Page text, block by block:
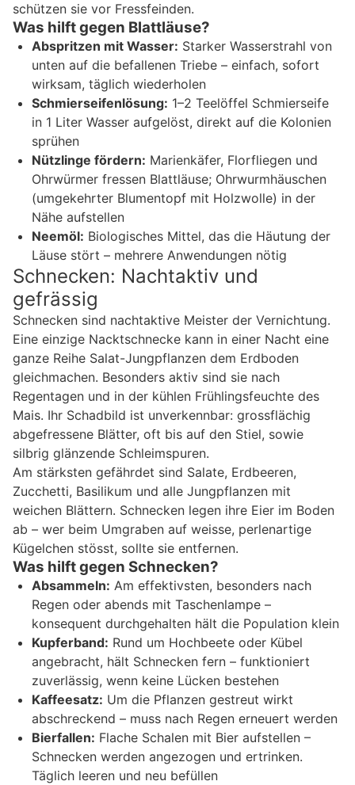
schützen sie vor Fressfeinden.
Was hilft gegen Blattläuse?
Abspritzen mit Wasser: Starker Wasserstrahl von
unten auf die befallenen Triebe – einfach, sofort
wirksam, täglich wiederholen
Schmierseifenlösung: 1–2 Teelöffel Schmierseife
in 1 Liter Wasser aufgelöst, direkt auf die Kolonien
sprühen
Nützlinge fördern: Marienkäfer, Florfliegen und
Ohrwürmer fressen Blattläuse; Ohrwurmhäuschen
(umgekehrter Blumentopf mit Holzwolle) in der
Nähe aufstellen
Neemöl: Biologisches Mittel, das die Häutung der
Läuse stört – mehrere Anwendungen nötig
Schnecken: Nachtaktiv und
gefrässig
Schnecken sind nachtaktive Meister der Vernichtung.
Eine einzige Nacktschnecke kann in einer Nacht eine
ganze Reihe Salat-Jungpflanzen dem Erdboden
gleichmachen. Besonders aktiv sind sie nach
Regentagen und in der kühlen Frühlingsfeuchte des
Mais. Ihr Schadbild ist unverkennbar: grossflächig
abgefressene Blätter, oft bis auf den Stiel, sowie
silbrig glänzende Schleimspuren.
Am stärksten gefährdet sind Salate, Erdbeeren,
Zucchetti, Basilikum und alle Jungpflanzen mit
weichen Blättern. Schnecken legen ihre Eier im Boden
ab – wer beim Umgraben auf weisse, perlenartige
Kügelchen stösst, sollte sie entfernen.
Was hilft gegen Schnecken?
Absammeln: Am effektivsten, besonders nach
Regen oder abends mit Taschenlampe –
konsequent durchgehalten hält die Population klein
Kupferband: Rund um Hochbeete oder Kübel
angebracht, hält Schnecken fern – funktioniert
zuverlässig, wenn keine Lücken bestehen
Kaffeesatz: Um die Pflanzen gestreut wirkt
abschreckend – muss nach Regen erneuert werden
Bierfallen: Flache Schalen mit Bier aufstellen –
Schnecken werden angezogen und ertrinken.
Täglich leeren und neu befüllen